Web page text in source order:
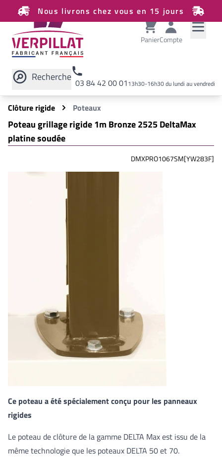
Nous livrons chez vous en 15 jours
PanierCompte
Recherche 03 84 42 00 0113h30-16h30 du lundi au vendredi
Rechercher sur le site
Clôture rigide
Poteaux
Poteau grillage rigide 1m Bronze 2525 DeltaMax
platine soudée
DMXPRO1067SM[YW283F]
Ce poteau a été spécialement conçu pour les panneaux
rigides
Le poteau de clôture de la gamme DELTA Max est issu de la
même technologie que les poteaux DELTA 50 et 70.